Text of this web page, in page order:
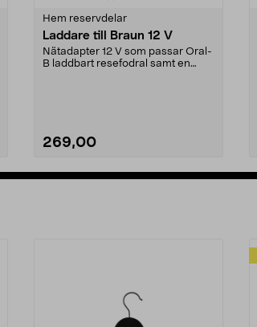
Hem reservdelar
Laddare till Braun 12 V
Nätadapter 12 V som passar Oral-
B laddbart resefodral samt en
269,00